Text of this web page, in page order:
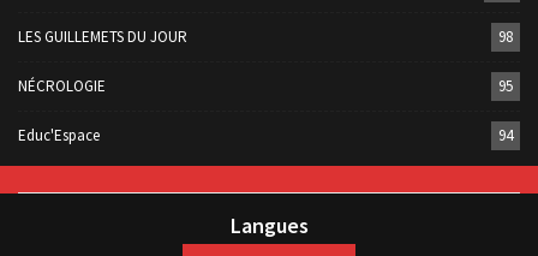
LES GUILLEMETS DU JOUR 98
NÉCROLOGIE 95
Educ'Espace 94
Langues